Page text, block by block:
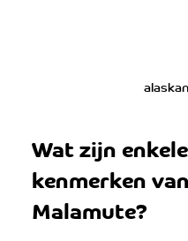
Wat zijn
kenmerken
Malamute?